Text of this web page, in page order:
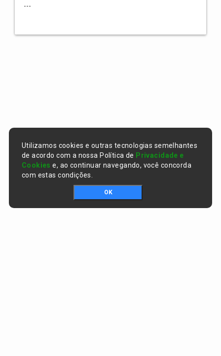
---
Utilizamos cookies e outras tecnologias semelhantes
de acordo com a nossa Política de Privacidade e
Cookies e, ao continuar navegando, você concorda
com estas condições.
OK